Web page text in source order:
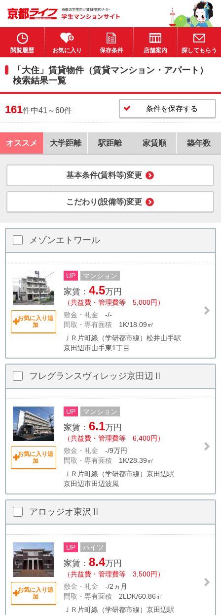
閲覧履歴 お気に入り 保存条件 店舗案内 探してもらう
「大住」賃貸物件（賃貸マンション・アパート）
検索結果一覧
161件中41～60件 条件を保存する
オススメ 大学距離 駅距離 家賃順 築年数
基本条件(賃料等)変更
こだわり(設備等)変更
メゾンエトワール
お気に入り追
加
UP マンション
家賃： 4.5万円
（共益費・管理費等 5,000円）
敷金・礼金 -/-
間取・専有面積 1K/18.09㎡
ＪＲ片町線（学研都市線）松井山手駅
京田辺市山手東1丁目
フレグランスヴィレッジ京田辺Ⅱ
お気に入り追
加
UP マンション
家賃： 6.1万円
（共益費・管理費等 6,400円）
敷金・礼金 -/9万円
間取・専有面積 1K/28.39㎡
ＪＲ片町線（学研都市線）京田辺駅
京田辺市田辺波風
アロッジオ東沢Ⅱ
お気に入り追
加
UP ハイツ
家賃： 8.4万円
（共益費・管理費等 3,500円）
敷金・礼金 -/2ヵ月
間取・専有面積 2LDK/60.86㎡
ＪＲ片町線（学研都市線）京田辺駅